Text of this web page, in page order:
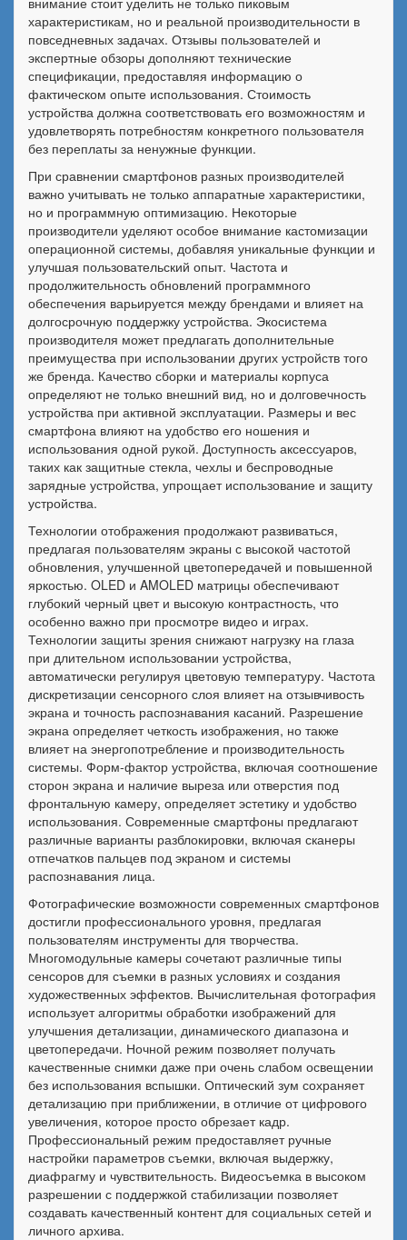
характеристикам, но и реальной производительности в
повседневных задачах. Отзывы пользователей и
экспертные обзоры дополняют технические
спецификации, предоставляя информацию о
фактическом опыте использования. Стоимость
устройства должна соответствовать его возможностям и
удовлетворять потребностям конкретного пользователя
без переплаты за ненужные функции.
При сравнении смартфонов разных производителей
важно учитывать не только аппаратные характеристики,
но и программную оптимизацию. Некоторые
производители уделяют особое внимание кастомизации
операционной системы, добавляя уникальные функции и
улучшая пользовательский опыт. Частота и
продолжительность обновлений программного
обеспечения варьируется между брендами и влияет на
долгосрочную поддержку устройства. Экосистема
производителя может предлагать дополнительные
преимущества при использовании других устройств того
же бренда. Качество сборки и материалы корпуса
определяют не только внешний вид, но и долговечность
устройства при активной эксплуатации. Размеры и вес
смартфона влияют на удобство его ношения и
использования одной рукой. Доступность аксессуаров,
таких как защитные стекла, чехлы и беспроводные
зарядные устройства, упрощает использование и защиту
устройства.
Технологии отображения продолжают развиваться,
предлагая пользователям экраны с высокой частотой
обновления, улучшенной цветопередачей и повышенной
яркостью. OLED и AMOLED матрицы обеспечивают
глубокий черный цвет и высокую контрастность, что
особенно важно при просмотре видео и играх.
Технологии защиты зрения снижают нагрузку на глаза
при длительном использовании устройства,
автоматически регулируя цветовую температуру. Частота
дискретизации сенсорного слоя влияет на отзывчивость
экрана и точность распознавания касаний. Разрешение
экрана определяет четкость изображения, но также
влияет на энергопотребление и производительность
системы. Форм-фактор устройства, включая соотношение
сторон экрана и наличие выреза или отверстия под
фронтальную камеру, определяет эстетику и удобство
использования. Современные смартфоны предлагают
различные варианты разблокировки, включая сканеры
отпечатков пальцев под экраном и системы
распознавания лица.
Фотографические возможности современных смартфонов
достигли профессионального уровня, предлагая
пользователям инструменты для творчества.
Многомодульные камеры сочетают различные типы
сенсоров для съемки в разных условиях и создания
художественных эффектов. Вычислительная фотография
использует алгоритмы обработки изображений для
улучшения детализации, динамического диапазона и
цветопередачи. Ночной режим позволяет получать
качественные снимки даже при очень слабом освещении
без использования вспышки. Оптический зум сохраняет
детализацию при приближении, в отличие от цифрового
увеличения, которое просто обрезает кадр.
Профессиональный режим предоставляет ручные
настройки параметров съемки, включая выдержку,
диафрагму и чувствительность. Видеосъемка в высоком
разрешении с поддержкой стабилизации позволяет
создавать качественный контент для социальных сетей и
личного архива.